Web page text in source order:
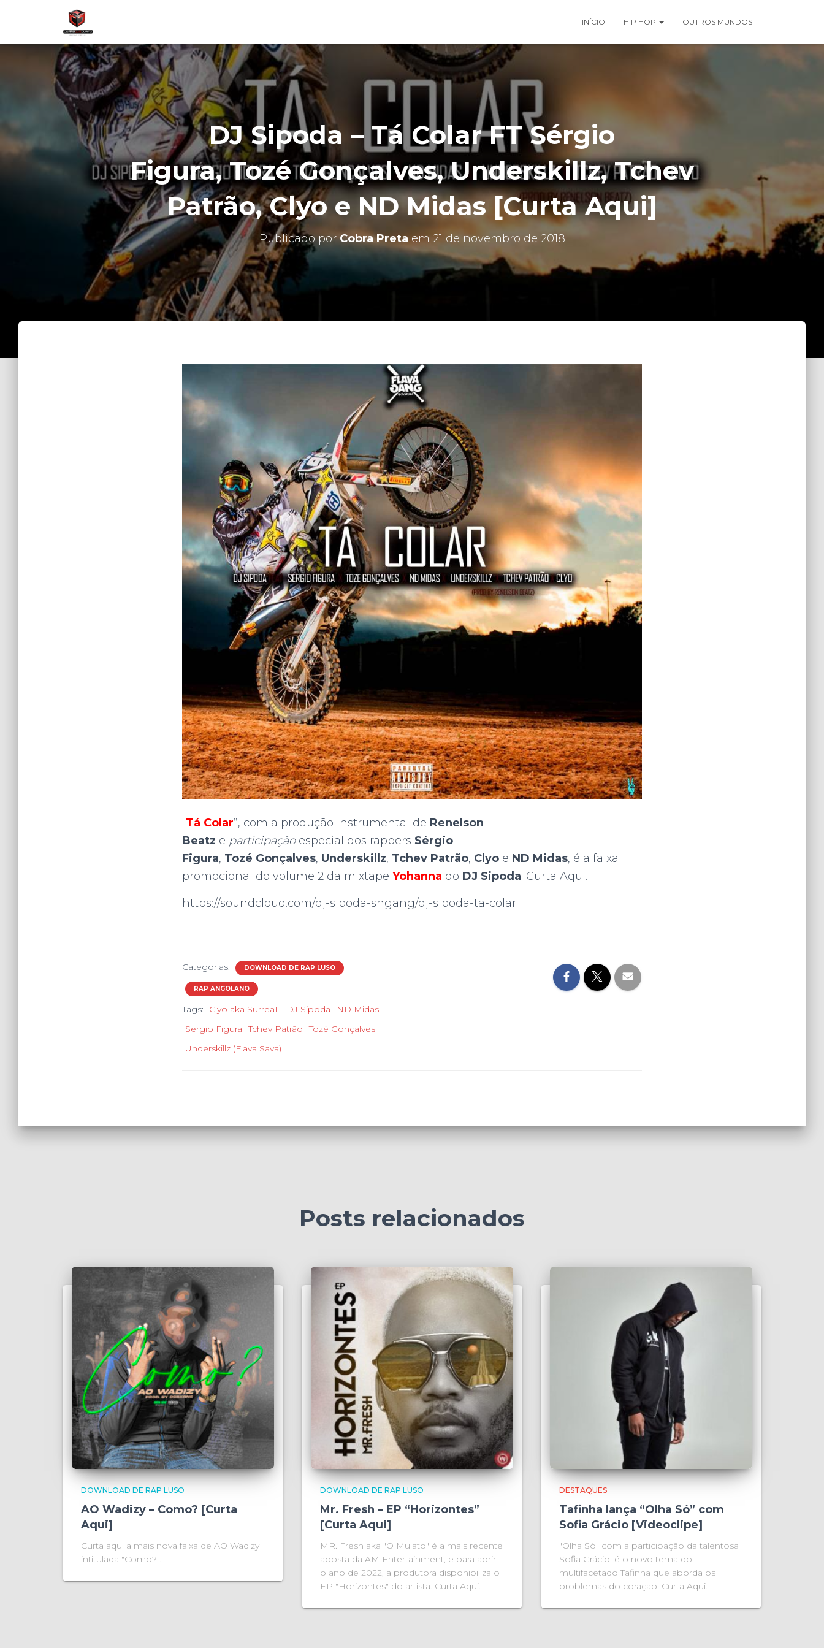
INÍCIO HIP HOP OUTROS MUNDOS
DJ Sipoda – Tá Colar FT Sérgio
Figura, Tozé Gonçalves, Underskillz, Tchev
Patrão, Clyo e ND Midas [Curta Aqui]
Publicado porCobra Pretaem 21 de novembro de 2018
“Tá Colar”, com a produção instrumental de Renelson
Beatz e participaçãoespecial dos rappers Sérgio
Figura, Tozé Gonçalves, Underskillz, Tchev Patrão, Clyo e ND Midas, é a faixa
promocional do volume 2 da mixtape Yohanna do DJ Sipoda. Curta Aqui.
https://soundcloud.com/dj-sipoda-sngang/dj-sipoda-ta-colar
Categorias: DOWNLOAD DE RAP LUSO
RAP ANGOLANO
Tags: Clyo aka SurreaL DJ Sipoda
ND Midas
Sergio Figura
Tchev Patrão
Tozé Gonçalves
Underskillz (Flava Sava)
Posts relacionados
DOWNLOAD DE RAP LUSO
AO Wadizy – Como? [Curta
Aqui]
Curta aqui a mais nova faixa de AO Wadizy
intitulada "Como?".
DOWNLOAD DE RAP LUSO
Mr. Fresh – EP “Horizontes”
[Curta Aqui]
MR. Fresh aka "O Mulato" é a mais recente
aposta da AM Entertainment, e para abrir
o ano de 2022, a produtora disponibiliza o
EP "Horizontes" do artista. Curta Aqui.
DESTAQUES
Tafinha lança “Olha Só” com
Sofia Grácio [Videoclipe]
"Olha Só" com a participação da talentosa
Sofia Grácio, é o novo tema do
multifacetado Tafinha que aborda os
problemas do coração. Curta Aqui.